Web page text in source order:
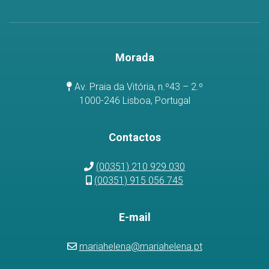
Morada
Av. Praia da Vitória, n.º43 – 2.º
1000-246 Lisboa, Portugal
Contactos
(00351) 210 929 030
(00351) 915 056 745
E-mail
mariahelena@mariahelena.pt